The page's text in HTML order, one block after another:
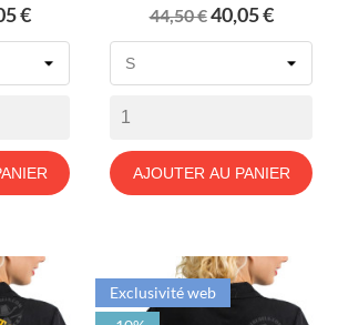
€
Prix
de
44,50 €Prix
40,05 €
AJOUTER AU PANIER
Exclusivité web